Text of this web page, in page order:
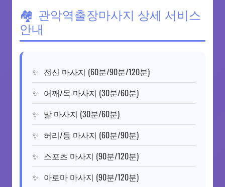
관악역출장마사지 상세 서비스
안내
전신 마사지 (60분/90분/120분)
어깨/목 마사지 (30분/60분)
발 마사지 (30분/60분)
허리/등 마사지 (60분/90분)
스포츠 마사지 (90분/120분)
아로마 마사지 (90분/120분)